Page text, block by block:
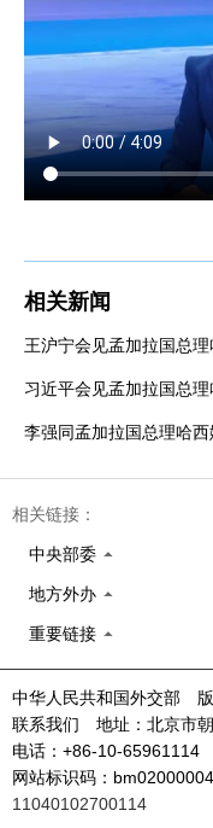
相关新闻
王沪宁会见孟加拉国总
习近平会见孟加拉国总
李强同孟加拉国总理哈西
相关链接：
中央部委
地方外办
重要链接
中华人民共和国外交部
联系我们 地址：北京市
电话：+86-10-65961114
网站标识码：
11040102700114